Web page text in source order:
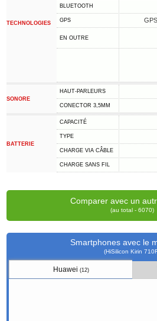
TECHNOLOGIES
BLUETOOTH
GPS
EN OUTRE
SONORE
HAUT-PARLEURS
CONECTOR 3,5MM
BATTERIE
CAPACITÉ
TYPE
CHARGE VIA CÂBLE
CHARGE SANS FIL
Comparer avec un
(au total - 6070)
Smartphones avec le
(HiSilicon Kirin
Huawei (12)